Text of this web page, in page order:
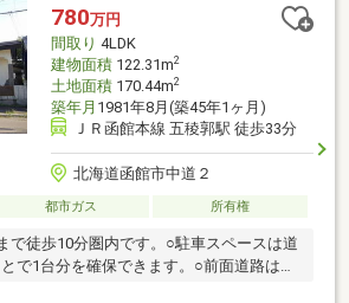
780万円
間取り 4LDK
建物面積122.31m2
土地面積170.44m2
築年月 1981年8月(築45年1ヶ月)
ＪＲ函館本線 五稜郭駅 徒歩33分
北海道函館市中道２
都市ガス 所有権
で徒歩10分圏内です。○駐車スペースは道
で1台分を確保できます。○前面道路は両
。